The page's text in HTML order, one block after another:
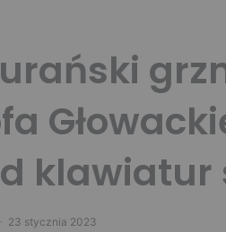
klawiatur
23 stycznia 2023